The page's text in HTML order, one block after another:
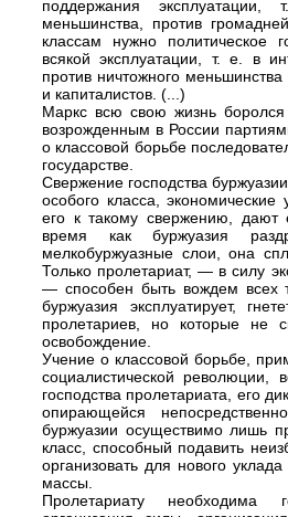
поддержания
меньшинства, против
классам нужно политическое
всякой эксплуатации, т. е. в
против ничтожного
и капиталистов. (...)
Маркс всю свою жизнь
возрожденным в России
о классовой борьбе
государстве.
Свержение господства
особого класса, экономические
его к такому свержению, дают
время как буржуазия
мелкобуржуазные слои, она
Только пролетариат, — в силу
— способен быть вождем всех
буржуазия эксплуатирует,
пролетариев, но которые не
освобождение.
Учение о классовой борьбе,
социалистической революции,
господства пролетариата, его
опирающейся
буржуазии осуществимо лишь
класс, способный подавить
организовать для нового
массы.
Пролетариату необходима